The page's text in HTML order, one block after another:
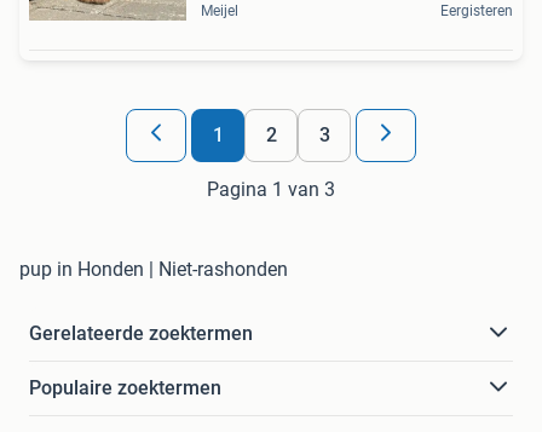
Meijel Eergisteren
1 2 3
Pagina 1 van 3
pup in Honden | Niet-rashonden
Gerelateerde zoektermen
Populaire zoektermen